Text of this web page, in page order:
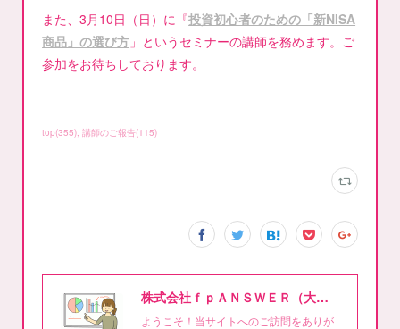
また、3月10日（日）に『投資初心者のための「新NISA
商品」の選び方 」というセミナーの講師を務めます。ご
参加をお待ちしております。
top(355) 講師のご報告(115)
株式会社ｆｐＡＮＳＷＥＲ（大泉稔1級FPライティング事務所）
ようこそ！当サイトへのご訪問をありが